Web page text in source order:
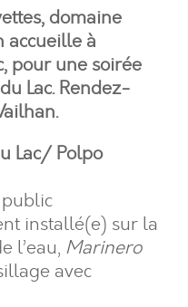
domaine
accueille à
pour une soirée
Lac. Rendez-
Lac/ Polpo
installé(e) sur la
l’eau, Marinero
avec